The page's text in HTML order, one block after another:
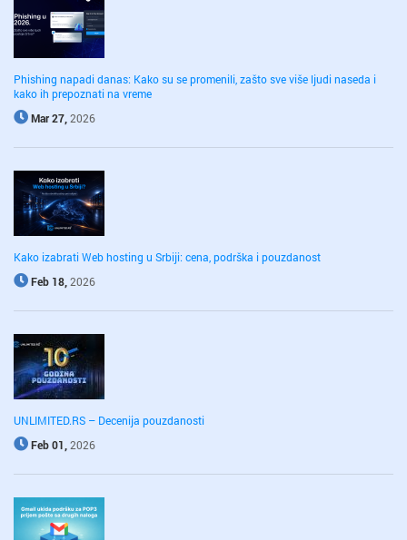
Phishing napadi danas: Kako su se promenili, zašto sve više ljudi naseda i
kako ih prepoznati na vreme
Mar 27, 2026
Kako izabrati Web hosting u Srbiji: cena, podrška i pouzdanost
Feb 18, 2026
UNLIMITED.RS – Decenija pouzdanosti
Feb 01, 2026